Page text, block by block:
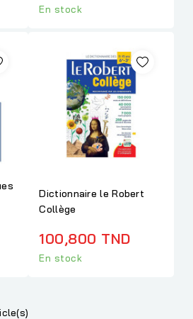
En stock
Dictionnaire le Robert
Collège
100,800 TND
En stock